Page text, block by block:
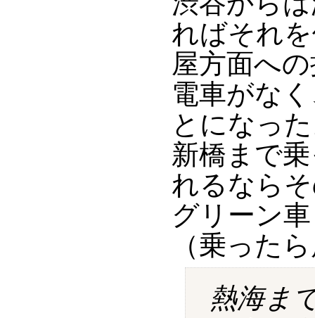
ればそれ
屋方面へ
電車がな
とになっ
新橋まで
れるなら
グリーン
（乗った
熱海ま